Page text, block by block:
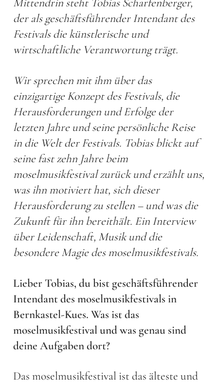
der als geschäftsführender Intendant des
Festivals die künstlerische und
wirtschaftliche Verantwortung trägt.
Wir sprechen mit ihm über das
einzigartige Konzept des Festivals, die
Herausforderungen und Erfolge der
letzten Jahre und seine persönliche Reise
in die Welt der Festivals. Tobias blickt auf
seine fast zehn Jahre beim
moselmusikfestival zurück und erzählt uns,
was ihn motiviert hat, sich dieser
Herausforderung zu stellen – und was die
Zukunft für ihn bereithält. Ein Interview
über Leidenschaft, Musik und die
besondere Magie des moselmusikfestivals.
Lieber Tobias, du bist geschäftsführender
Intendant des moselmusikfestivals in
Bernkastel-Kues. Was ist das
moselmusikfestival und was genau sind
deine Aufgaben dort?
Das moselmusikfestival ist das älteste und